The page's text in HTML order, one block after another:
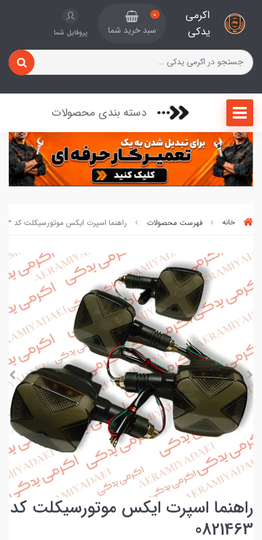
اکرمی
یدکی
0
سبد خرید شما پروفایل شما
دسته بندی محصولات
خانه فهرست محصولات راهنما اسپرت ایکس موتورسیکلت کد 0821463
راهنما اسپرت ایکس موتورسیکلت کد
0821463